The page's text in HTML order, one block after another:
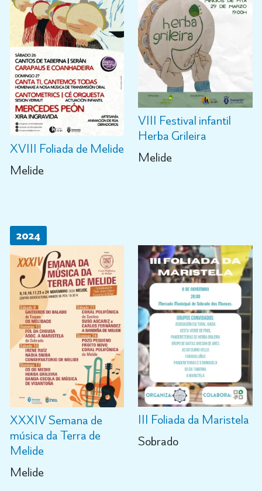
XVIII Foliada de Melide
Melide
VIII Festival infantil
Herba Grileira
Melide
2024
XXXIV Semana de
música da Terra de
Melide
Melide
III Foliada da Maristela
Sobrado